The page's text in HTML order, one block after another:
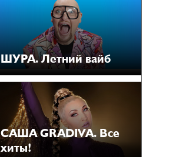
ШУРА. Летний вайб
САША GRADIVA. Все
хиты!